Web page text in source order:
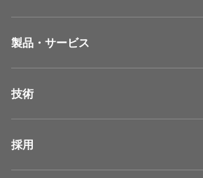
製品・サービス
技術
採用